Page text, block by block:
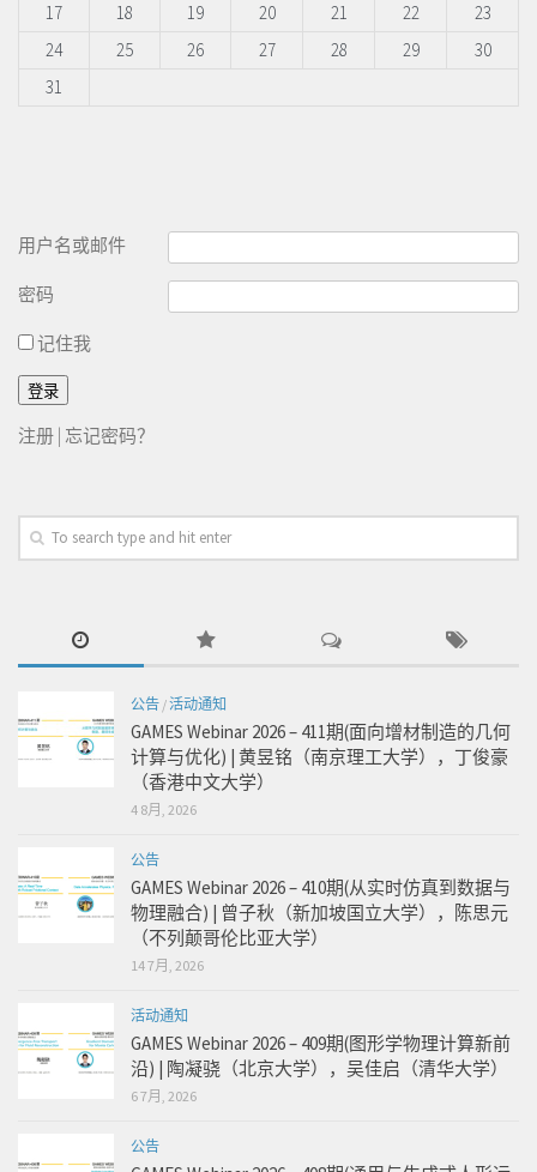
17
18 19 20 21 22
23
24
25 26 27 28 29
30
31
用户名或邮件
密码
记住我
注册 忘记密码？
公告 /活动通知
GAMES Webinar 2026 – 411期(面向增材制造的几何
计算与优化) | 黄昱铭（南京理工大学），丁俊豪
（香港中文大学）
4 8月, 2026
公告
GAMES Webinar 2026 – 410期(从实时仿真到数据与
物理融合) | 曾子秋（新加坡国立大学），陈思元
（不列颠哥伦比亚大学）
14 7月, 2026
活动通知
GAMES Webinar 2026 – 409期(图形学物理计算新前
沿) | 陶凝骁（北京大学），吴佳启（清华大学）
6 7月, 2026
公告